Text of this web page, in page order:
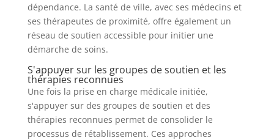
dépendance. La santé de ville, avec ses médecins et
ses thérapeutes de proximité, offre également un
réseau de soutien accessible pour initier une
démarche de soins.
S'appuyer sur les groupes de soutien et les
thérapies reconnues
Une fois la prise en charge médicale initiée,
s'appuyer sur des groupes de soutien et des
thérapies reconnues permet de consolider le
processus de rétablissement. Ces approches